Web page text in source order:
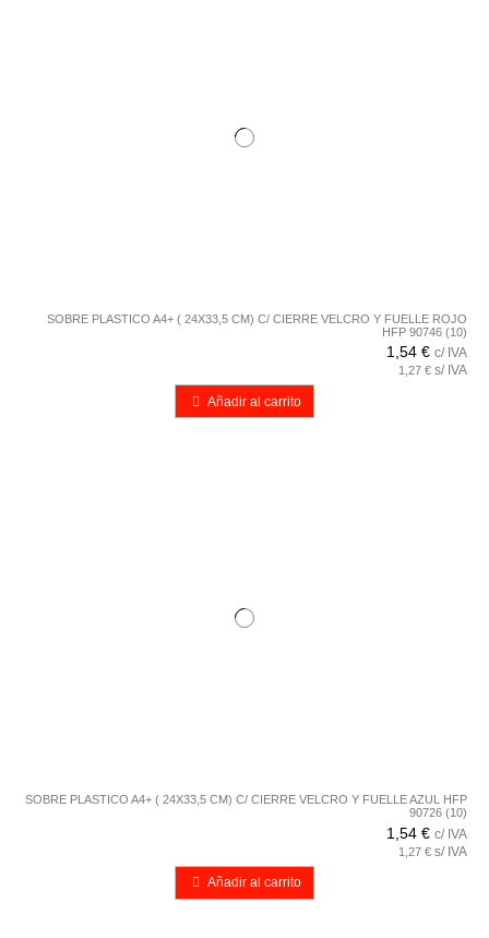
SOBRE PLASTICO A4+ ( 24X33,5 CM) C/ CIERRE VELCRO Y FUELLE ROJO
HFP 90746 (10)
1,54 € c/ IVA
1,27 € s/ IVA
Añadir al carrito
SOBRE PLASTICO A4+ ( 24X33,5 CM) C/ CIERRE VELCRO Y FUELLE AZUL HFP
90726 (10)
1,54 € c/ IVA
1,27 € s/ IVA
Añadir al carrito